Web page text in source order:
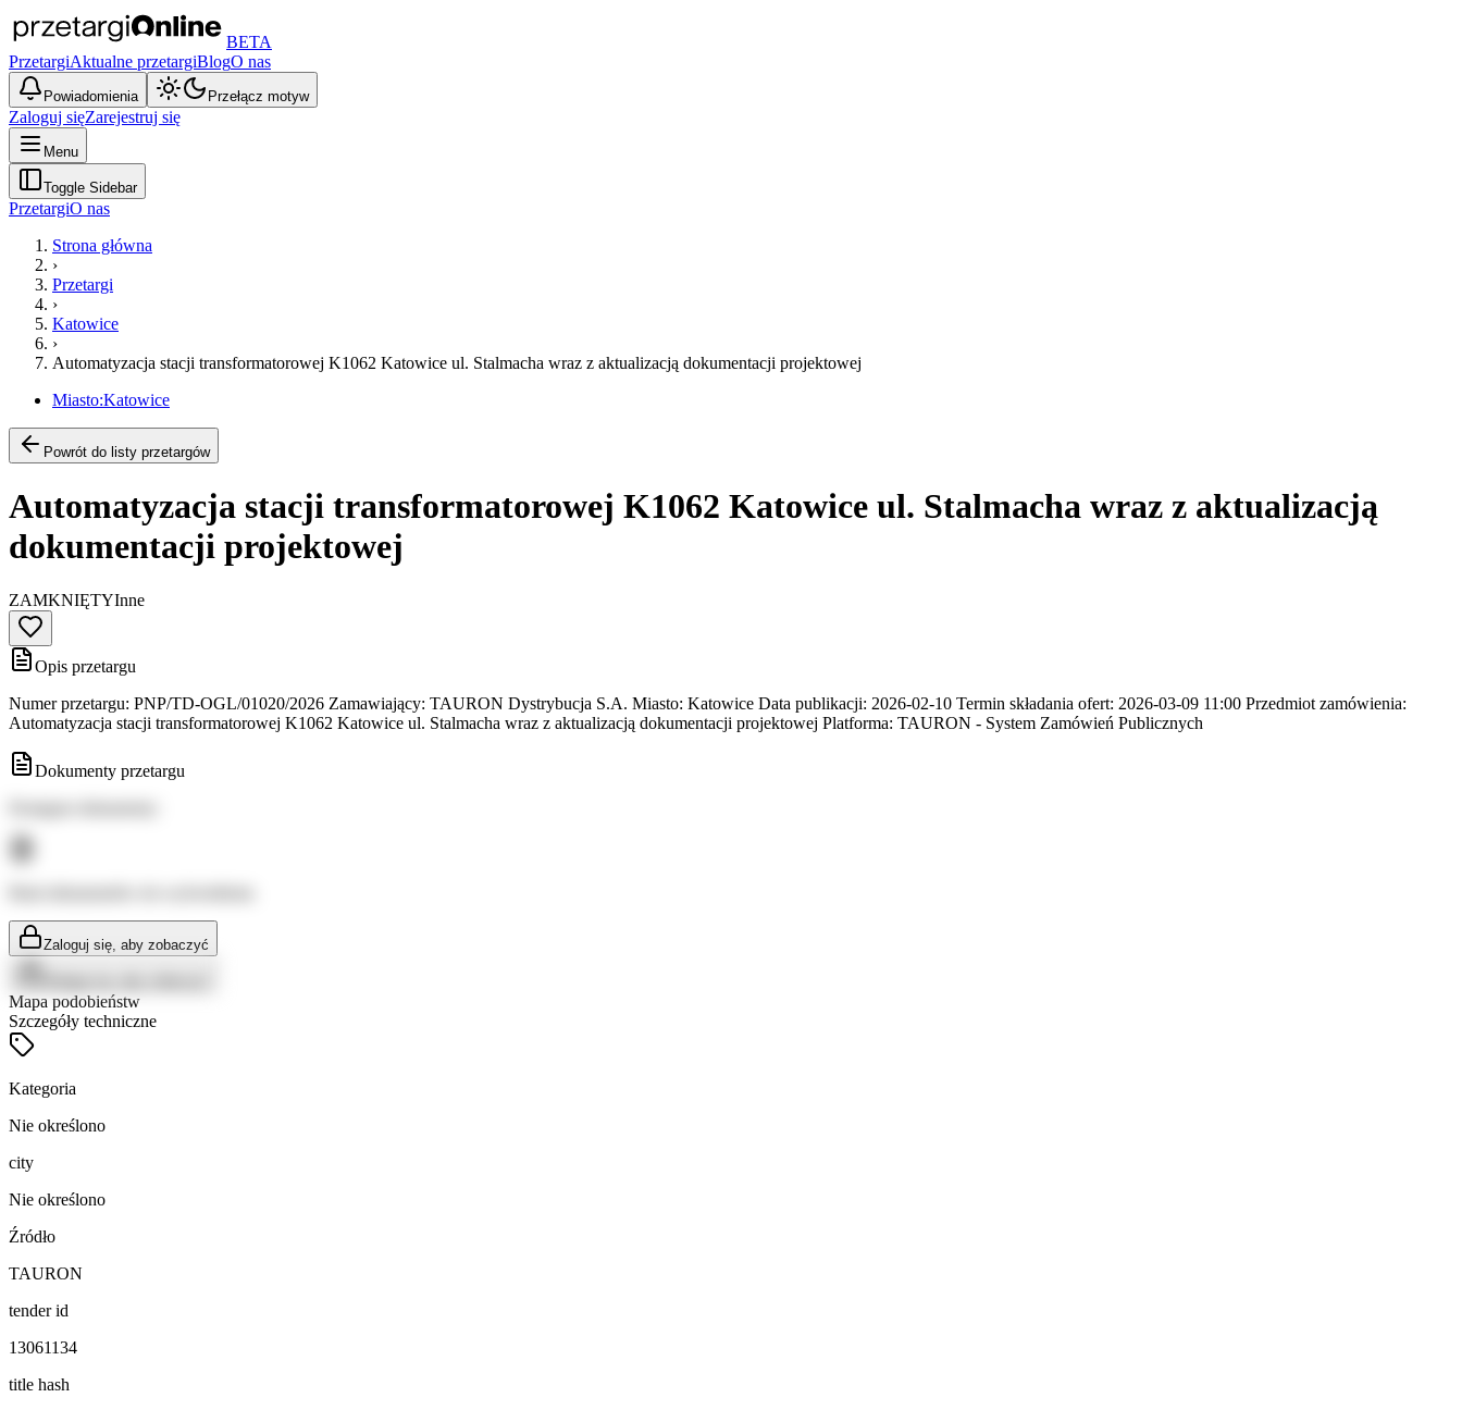
BETA
PrzetargiAktualne przetargiBlogO nas
Powiadomienia Przełącz motyw
Zaloguj sięZarejestruj się
Menu
Toggle Sidebar
PrzetargiO nas
Strona główna
›
Przetargi
›
Katowice
›
Automatyzacja stacji transformatorowej K1062 Katowice ul. Stalmacha wraz z aktualizacją dokumentacji projektowej
Miasto:Katowice
Powrót do listy przetargów
Automatyzacja stacji transformatorowej K1062 Katowice ul. Stalmacha wraz z aktualizacją
dokumentacji projektowej
ZAMKNIĘTYInne
Opis przetargu
Numer przetargu: PNP/TD-OGL/01020/2026 Zamawiający: TAURON Dystrybucja S.A. Miasto: Katowice Data publikacji: 2026-02-10 Termin składania ofert: 2026-03-09 11:00 Przedmiot zamówienia:
Automatyzacja stacji transformatorowej K1062 Katowice ul. Stalmacha wraz z aktualizacją dokumentacji projektowej Platforma: TAURON - System Zamówień Publicznych
Dokumenty przetargu
Zaloguj się, aby zobaczyć
Mapa podobieństw
Szczegóły techniczne
Kategoria
Nie określono
city
Nie określono
Źródło
TAURON
tender id
13061134
title hash